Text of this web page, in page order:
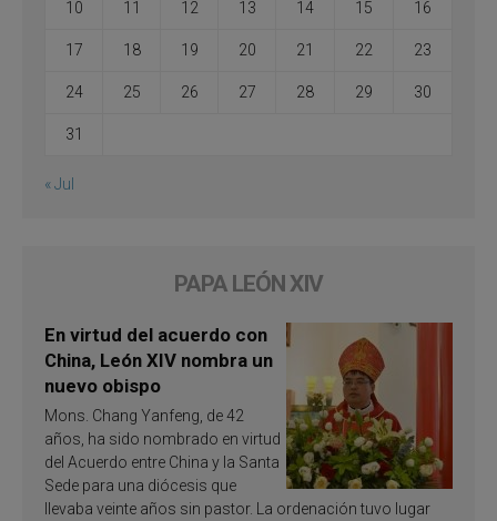
10 11 12 13 14 15 16
17 18 19 20 21 22 23
24 25 26 27 28 29 30
31
« Jul
PAPA LEÓN XIV
En virtud del acuerdo con
China, León XIV nombra un
nuevo obispo
Mons. Chang Yanfeng, de 42
años, ha sido nombrado en virtud
del Acuerdo entre China y la Santa
Sede para una diócesis que
llevaba veinte años sin pastor. La ordenación tuvo lugar